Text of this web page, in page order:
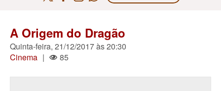
A Origem do Dragão
Quinta-feira, 21/12/2017 às 20:30
Cinema | 85